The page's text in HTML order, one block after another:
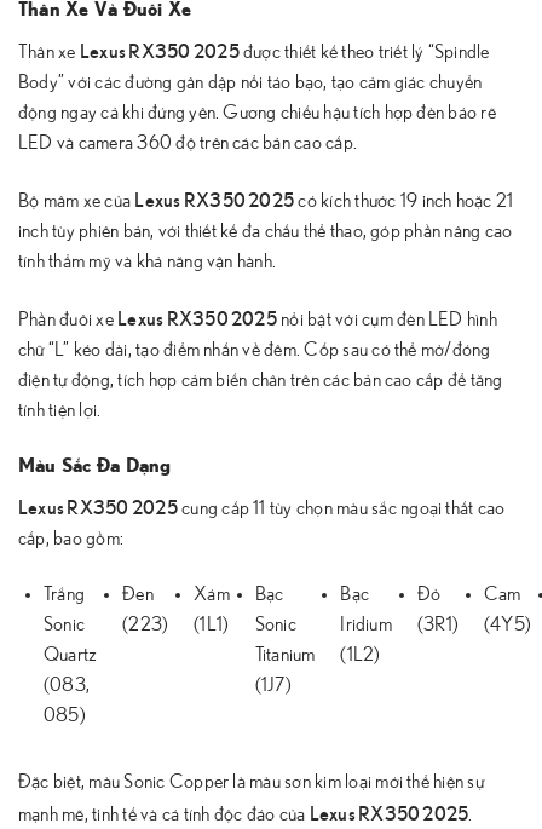
Thân Xe Và Đuôi Xe
Thân xe Lexus RX350 2025được thiết kế theo triết lý “Spindle
Body” với các đường gân dập nổi táo bạo, tạo cảm giác chuyển
động ngay cả khi đứng yên. Gương chiếu hậu tích hợp đèn báo rẽ
LED và camera 360 độ trên các bản cao cấp.
Bộ mâm xe của Lexus RX350 2025có kích thước 19 inch hoặc 21
inch tùy phiên bản, với thiết kế đa chấu thể thao, góp phần nâng cao
tính thẩm mỹ và khả năng vận hành.
Phần đuôi xe Lexus RX350 2025nổi bật với cụm đèn LED hình
chữ “L” kéo dài, tạo điểm nhấn về đêm. Cốp sau có thể mở/đóng
điện tự động, tích hợp cảm biến chân trên các bản cao cấp để tăng
tính tiện lợi.
Màu Sắc Đa Dạng
Lexus RX350 2025cung cấp 11 tùy chọn màu sắc ngoại thất cao
cấp, bao gồm:
Trắng
Sonic
Quartz
(083,
085)
Đen
(223)
Xám
(1L1)
Bạc
Sonic
Titanium
(1J7)
Bạc
Iridium
(1L2)
Đỏ
(3R1)
Cam
(4Y5)
Đặc biệt, màu Sonic Copper là màu sơn kim loại mới thể hiện sự
mạnh mẽ, tinh tế và cá tính độc đáo của Lexus RX350 2025